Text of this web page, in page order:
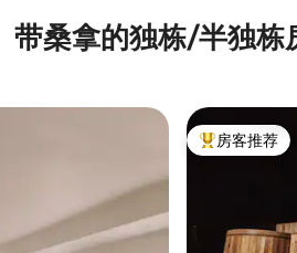
带桑拿的独栋/半独栋
热门「房客推
房客推荐